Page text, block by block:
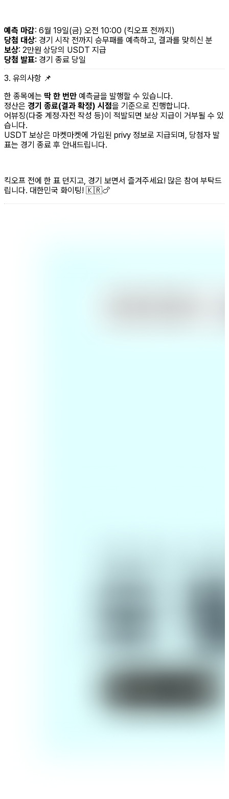
예측 마감: 6월 19일(금) 오전 10:00 (킥오프 전까지)
당첨 대상: 경기 시작 전까지 승무패를 예측하고, 결과를 맞히신 분
보상: 2만원 상당의 USDT 지급
당첨 발표: 경기 종료 당일
3. 유의사항 📌
한 종목에는 딱 한 번만 예측글을 발행할 수 있습니다.
정산은 경기 종료(결과 확정) 시점을 기준으로 진행합니다.
어뷰징(다중 계정·자전 작성 등)이 적발되면 보상 지급이 거부될 수 있
습니다.
USDT 보상은 마켓마켓에 가입된 privy 정보로 지급되며, 당첨자 발
표는 경기 종료 후 안내드립니다.
킥오프 전에 한 표 던지고, 경기 보면서 즐겨주세요! 많은 참여 부탁드
립니다. 대한민국 화이팅! 🇰🇷🍗